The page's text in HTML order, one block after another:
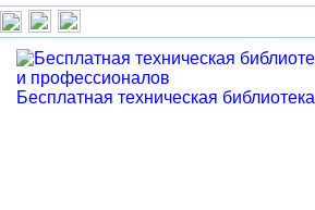
Бесплатная техническая библиотека